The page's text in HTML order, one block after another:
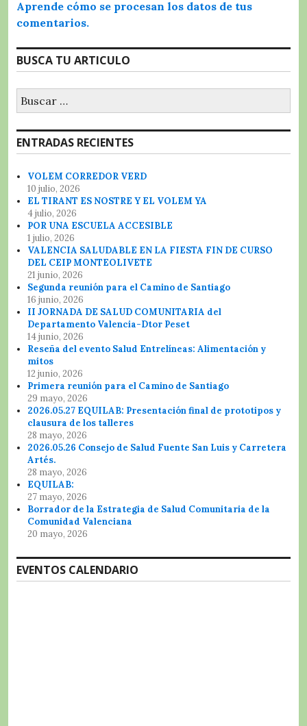
Aprende cómo se procesan los datos de tus
comentarios.
BUSCA TU ARTICULO
ENTRADAS RECIENTES
VOLEM CORREDOR VERD
10 julio, 2026
EL TIRANT ES NOSTRE Y EL VOLEM YA
4 julio, 2026
POR UNA ESCUELA ACCESIBLE
1 julio, 2026
VALENCIA SALUDABLE EN LA FIESTA FIN DE CURSO
DEL CEIP MONTEOLIVETE
21 junio, 2026
Segunda reunión para el Camino de Santiago
16 junio, 2026
II JORNADA DE SALUD COMUNITARIA del
Departamento Valencia-Dtor Peset
14 junio, 2026
Reseña del evento Salud Entrelíneas: Alimentación y
mitos
12 junio, 2026
Primera reunión para el Camino de Santiago
29 mayo, 2026
2026.05.27 EQUILAB: Presentación final de prototipos y
clausura de los talleres
28 mayo, 2026
2026.05.26 Consejo de Salud Fuente San Luis y Carretera
Artés.
28 mayo, 2026
EQUILAB:
27 mayo, 2026
Borrador de la Estrategia de Salud Comunitaria de la
Comunidad Valenciana
20 mayo, 2026
EVENTOS CALENDARIO